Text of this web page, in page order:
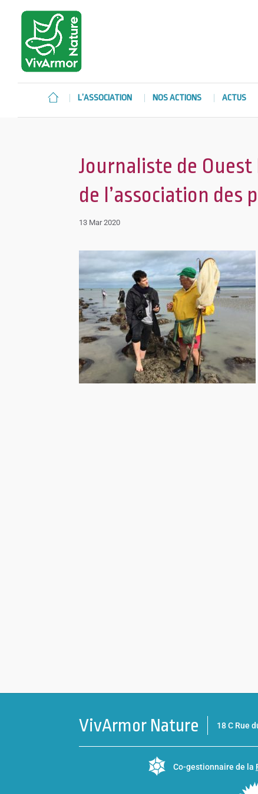
L’ASSOCIATION NOS ACTIONS ACTUS
Journaliste de
de l’association des
13 Mar 2020
VivArmor Nature 18 C Rue
Co-gestionnaire de la